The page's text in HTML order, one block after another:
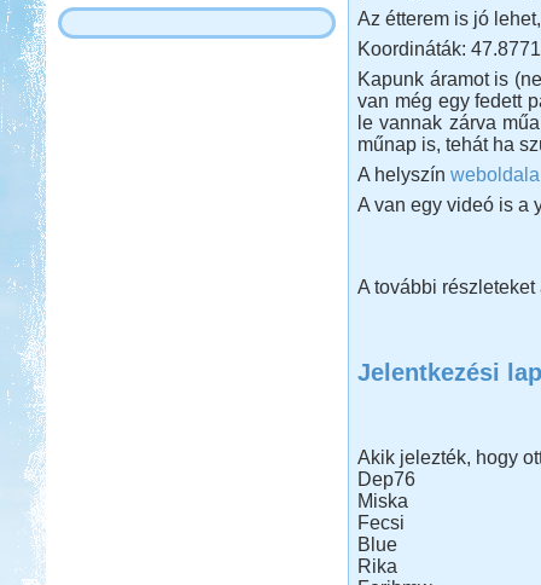
Az étterem is jó
Koordináták:
Kapunk áramot is
van még egy fedett
le vannak zárva
műnap is, tehát ha
A helyszín
A van egy videó is a
A további
Jelentkezési
Akik jelezték, hogy
Dep76
Miska
Fecsi
Blue
Rika